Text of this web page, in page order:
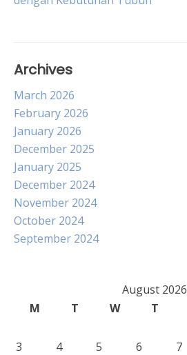
navigation
Archives
March 2026
February 2026
January 2026
December 2025
January 2025
December 2024
November 2024
October 2024
September 2024
August 2026
M
T W T
3
4 5 6 7